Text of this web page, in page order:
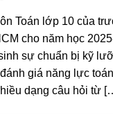
Toán lớp 10 của
cho năm học
sự chuẩn bị kỹ
giá năng lực
dạng câu hỏi từ